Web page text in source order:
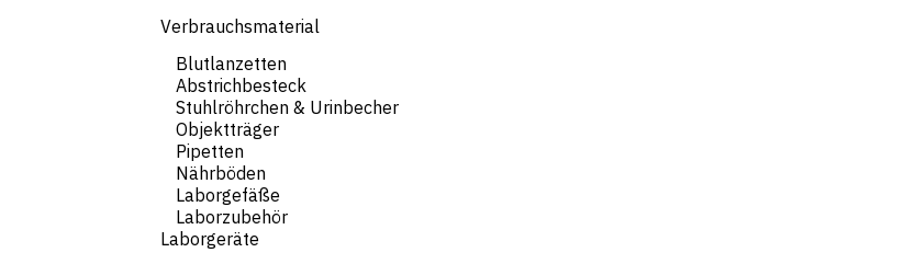
Verbrauchsmaterial
Blutlanzetten
Abstrichbesteck
Stuhlröhrchen & Urinbecher
Objektträger
Pipetten
Nährböden
Laborgefäße
Laborzubehör
Laborgeräte